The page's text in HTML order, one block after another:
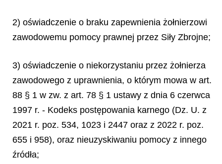
2) oświadczenie o braku zapewnienia żołnierzowi
zawodowemu pomocy prawnej przez Siły Zbrojne;
3) oświadczenie o niekorzystaniu przez żołnierza
zawodowego z uprawnienia, o którym mowa w art.
88 § 1 w zw. z art. 78 § 1 ustawy z dnia 6 czerwca
1997 r. - Kodeks postępowania karnego (Dz. U. z
2021 r. poz. 534, 1023 i 2447 oraz z 2022 r. poz.
655 i 958), oraz nieuzyskiwaniu pomocy z innego
źródła;